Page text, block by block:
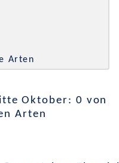
Arten
Oktober: 0 von
Arten